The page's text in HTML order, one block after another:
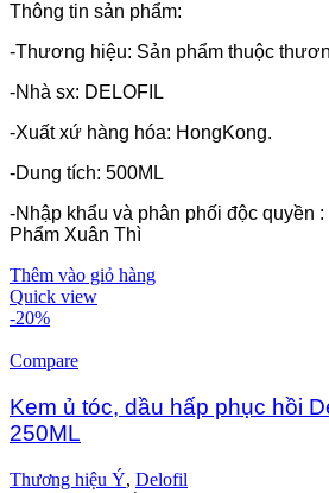
Thông tin sản phẩm:
-Thương hiệu: Sản phẩm thuộc
-Nhà sx: DELOFIL
-Xuất xứ hàng hóa: HongKong.
-Dung tích: 500ML
-Nhập khẩu và phân phối độc quyền
Phẩm Xuân Thì
Thêm vào giỏ hàng
Quick view
-20%
Compare
Kem ủ tóc, dầu hấp phục hồi
250ML
Thương hiệu Ý, Delofil